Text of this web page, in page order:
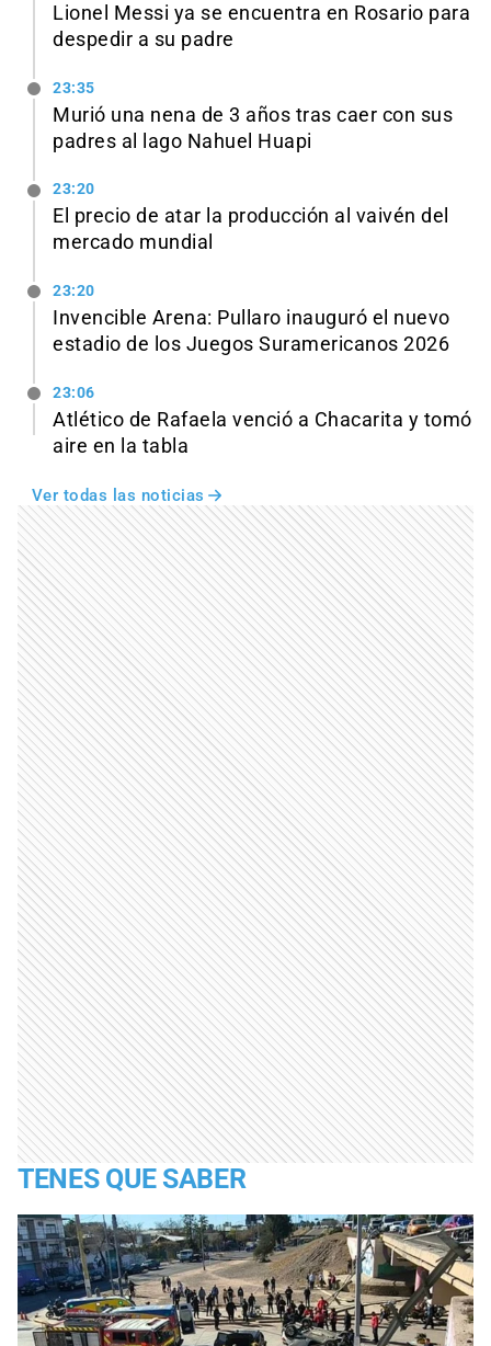
Lionel Messi ya se encuentra en Rosario para
despedir a su padre
23:35
Murió una nena de 3 años tras caer con sus
padres al lago Nahuel Huapi
23:20
El precio de atar la producción al vaivén del
mercado mundial
23:20
Invencible Arena: Pullaro inauguró el nuevo
estadio de los Juegos Suramericanos 2026
23:06
Atlético de Rafaela venció a Chacarita y tomó
aire en la tabla
Ver todas las noticias
TENES QUE SABER